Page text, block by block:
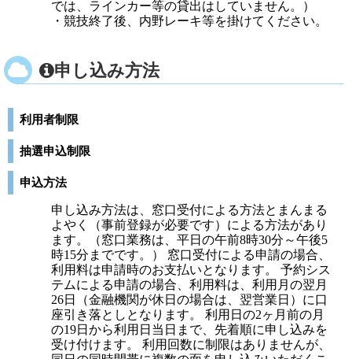
では、ラインカー等の貸出はしていません。）
・競技終了後、内野レーキ等を掛けてください。
申し込み方法
利用者制限
抽選申込制限
申込方法
申し込み方法は、窓口受付による方法とまんまる
よやく（事前登録が必要です）による方法があり
ます。（窓口業務は、平日の午前8時30分～午後5
時15分までです。） 窓口受付による申請の場合、
利用料は申請時のお支払いとなります。 予約シス
テムによる申請の場合、利用料は、利用月の翌月
26日（金融機関が休日の場合は、翌営業日）に口
座引き落としとなります。 利用日の2ヶ月前の月
の19日から利用日当日まで、先着順に申し込みを
受け付けます。 利用回数に制限はありませんが、